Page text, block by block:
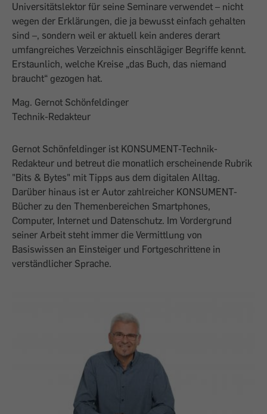
Universitätslektor für seine Seminare verwendet – nicht
wegen der Erklärungen, die ja bewusst einfach gehalten
sind –, sondern weil er aktuell kein anderes derart
umfangreiches Verzeichnis einschlägiger Begriffe kennt.
Erstaunlich, welche Kreise „das Buch, das niemand
braucht“ gezogen hat.
Mag. Gernot Schönfeldinger
Technik-Redakteur
Gernot Schönfeldinger ist KONSUMENT-Technik-
Redakteur und betreut die monatlich erscheinende Rubrik
"Bits & Bytes" mit Tipps aus dem digitalen Alltag.
Darüber hinaus ist er Autor zahlreicher KONSUMENT-
Bücher zu den Themenbereichen Smartphones,
Computer, Internet und Datenschutz. Im Vordergrund
seiner Arbeit steht immer die Vermittlung von
Basiswissen an Einsteiger und Fortgeschrittene in
verständlicher Sprache.